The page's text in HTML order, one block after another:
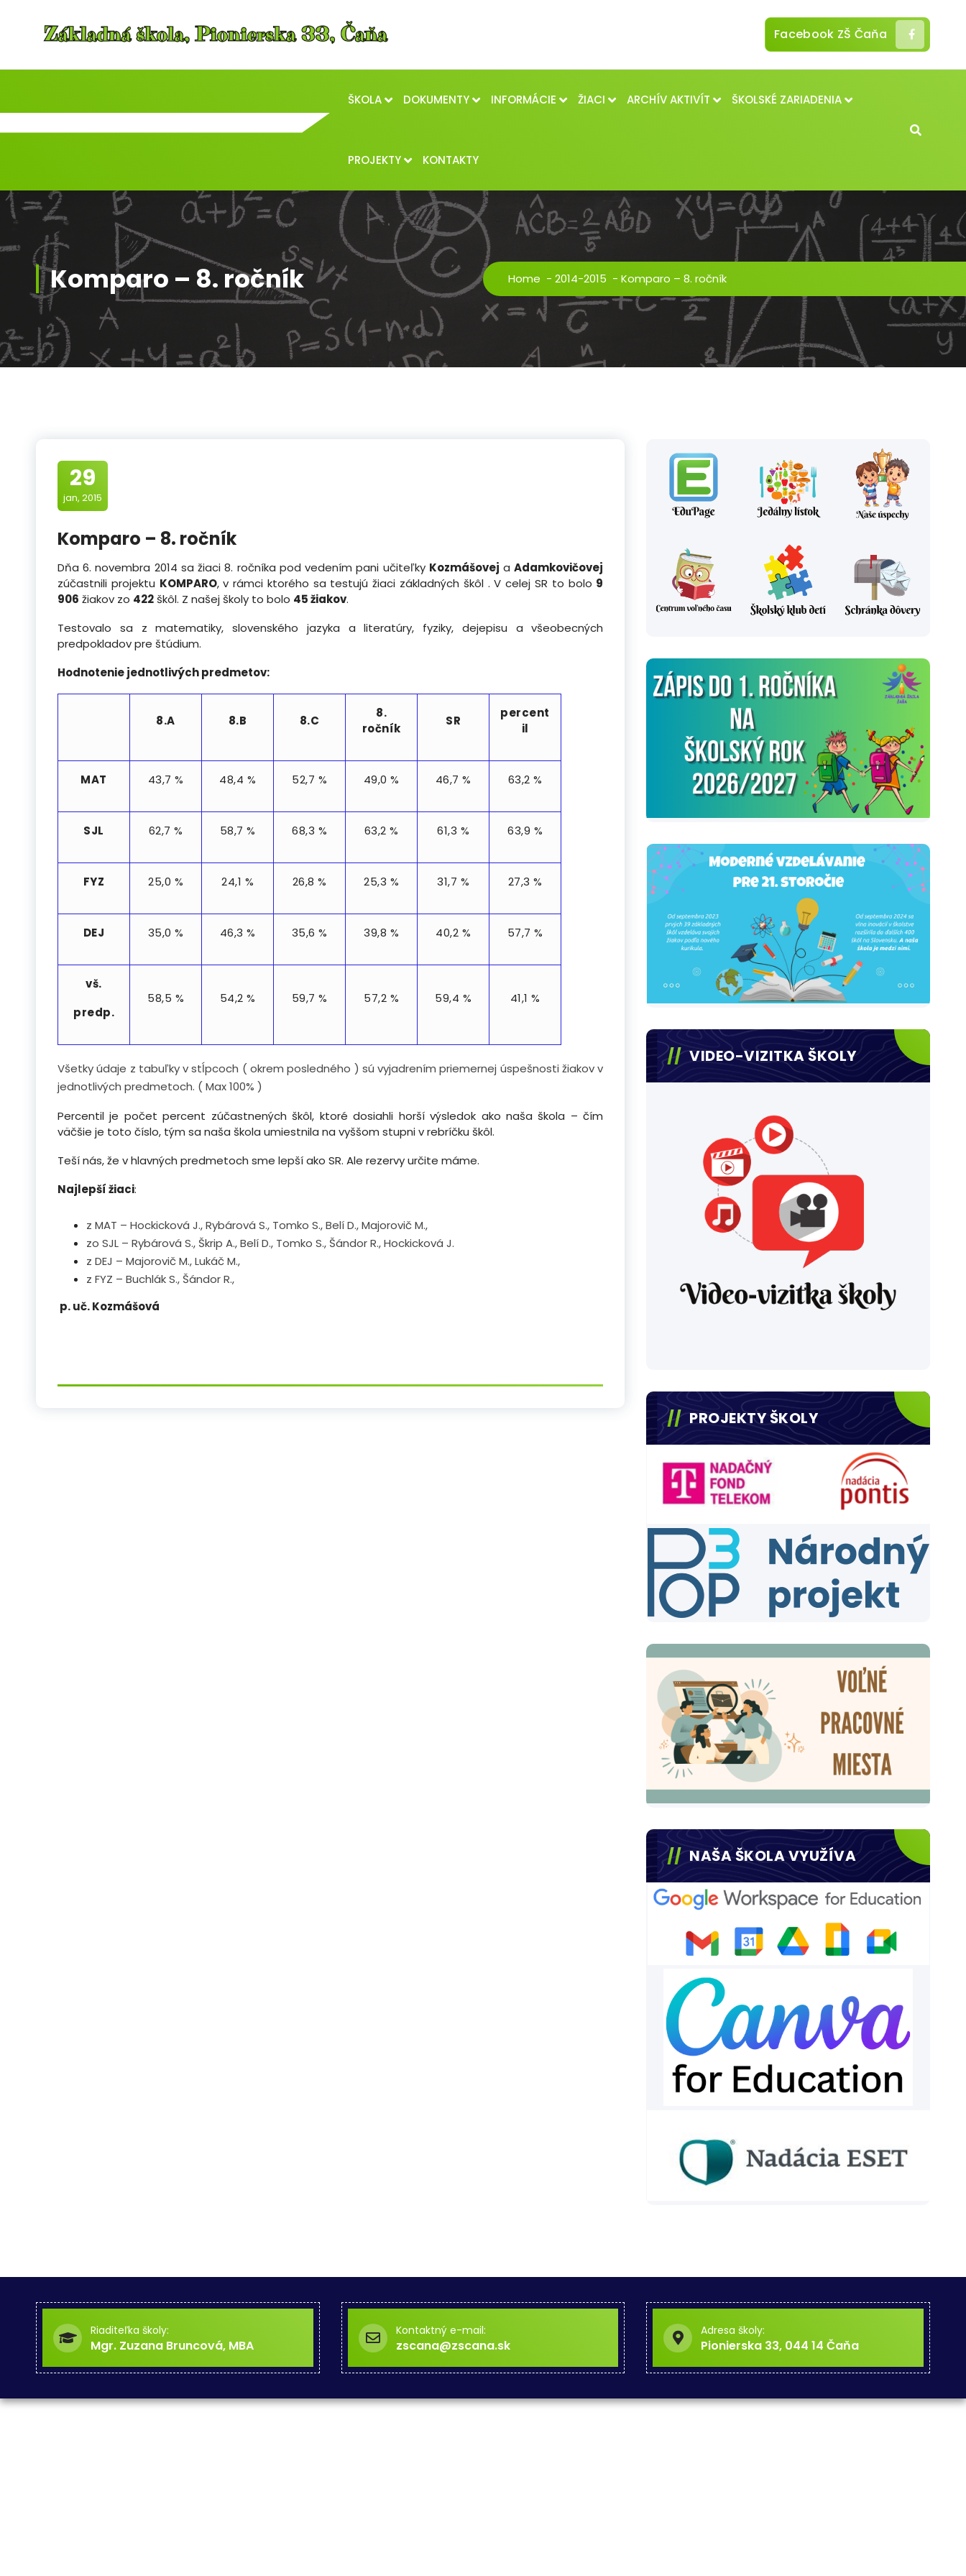
Facebook ZŠ Čaňa
ŠKOLA DOKUMENTY INFORMÁCIE ŽIACI ARCHÍV AKTIVÍT ŠKOLSKÉ ZARIADENIA
PROJEKTY KONTAKTY
Komparo – 8. ročník Home - 2014-2015 - Komparo – 8. ročník
29
jan, 2015
Komparo – 8. ročník
Dňa 6. novembra 2014 sa žiaci 8. ročníka pod vedením pani učiteľky Kozmášovej aAdamkovičovej
zúčastnili projektu KOMPARO, v rámci ktorého sa testujú žiaci základných škôl . V celej SR to bolo 9
906 žiakov zo 422 škôl. Z našej školy to bolo 45 žiakov.
Testovalo sa z matematiky, slovenského jazyka a literatúry, fyziky, dejepisu a všeobecných
predpokladov pre štúdium.
Hodnotenie jednotlivých predmetov:
8.A 8.B 8.C
8.
ročník
SR
percent
il
MAT 43,7 % 48,4 % 52,7 % 49,0 % 46,7 % 63,2 %
SJL 62,7 % 58,7 % 68,3 % 63,2 % 61,3 % 63,9 %
FYZ 25,0 % 24,1 % 26,8 % 25,3 % 31,7 % 27,3 %
DEJ 35,0 % 46,3 % 35,6 % 39,8 % 40,2 % 57,7 %
vš.
predp.
58,5 % 54,2 % 59,7 % 57,2 % 59,4 % 41,1 %
Všetky údaje z tabuľky v stĺpcoch ( okrem posledného ) sú vyjadrením priemernej úspešnosti žiakov v
jednotlivých predmetoch. ( Max 100% )
Percentil je počet percent zúčastnených škôl, ktoré dosiahli horší výsledok ako naša škola – čím
väčšie je toto číslo, tým sa naša škola umiestnila na vyššom stupni v rebríčku škôl.
Teší nás, že v hlavných predmetoch sme lepší ako SR. Ale rezervy určite máme.
Najlepší žiaci:
z MAT – Hockicková J., Rybárová S., Tomko S., Belí D., Majorovič M.,
zo SJL – Rybárová S., Škrip A., Belí D., Tomko S., Šándor R., Hockicková J.
z DEJ – Majorovič M., Lukáč M.,
z FYZ – Buchlák S., Šándor R.,
p. uč. Kozmášová
VIDEO-VIZITKA ŠKOLY
PROJEKTY ŠKOLY
NAŠA ŠKOLA VYUŽÍVA
Riaditeľka školy:
Mgr. Zuzana Bruncová, MBA
Kontaktný e-mail:
zscana@zscana.sk
Adresa školy:
Pionierska 33, 044 14 Čaňa